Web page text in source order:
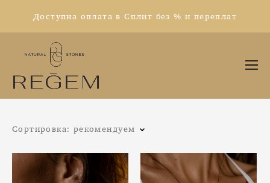
Доступна оплата в Сплит без % и переплат
Сортировка: рекомендуем